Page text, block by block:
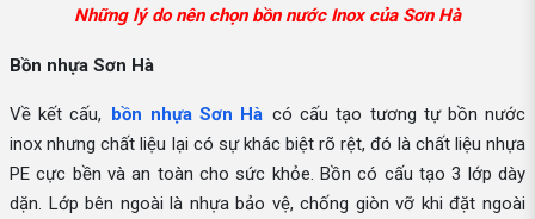
Những lý do nên chọn bồn nước Inox của Sơn Hà
Bồn nhựa Sơn Hà
Về kết cấu, bồn nhựa Sơn Hà có cấu tạo tương tự bồn nước
inox nhưng chất liệu lại có sự khác biệt rõ rệt, đó là chất liệu nhựa
PE cực bền và an toàn cho sức khỏe. Bồn có cấu tạo 3 lớp dày
dặn. Lớp bên ngoài là nhựa bảo vệ, chống giòn vỡ khi đặt ngoài